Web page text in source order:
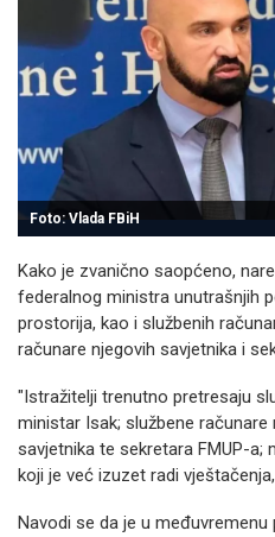
Foto: Vlada FBiH
Kako je zvanično saopćeno,
federalnog ministra unutrašnjih
prostorija, kao i službenih
računare njegovih savjetnika i
"Istražitelji trenutno pretresaju
ministar Isak; službene
savjetnika te sekretara FMUP-a;
koji je već izuzet radi
Navodi se da je u međuvremenu